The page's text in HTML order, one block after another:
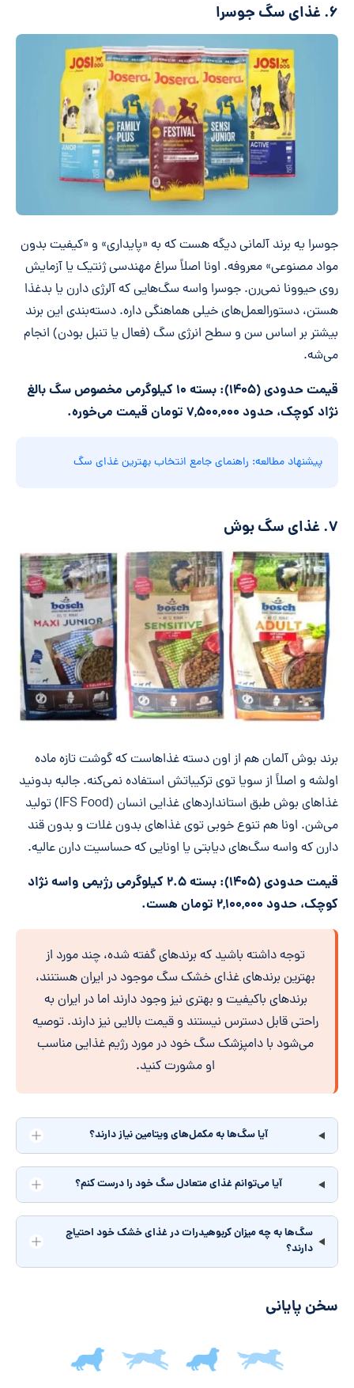
۶. غذای سگ جوسرا
جوسرا یه برند آلمانی دیگه هست که به «پایداری» و «کیفیت بدون
مواد مصنوعی» معروفه. اونا اصلاً سراغ مهندسی ژنتیک یا آزمایش
روی حیوونا نمی‌رن. جوسرا واسه سگ‌هایی که آلرژی دارن یا بدغذا
هستن، دستورالعمل‌های خیلی هماهنگی داره. دسته‌بندی این برند
بیشتر بر اساس سن و سطح انرژی سگ (فعال یا تنبل بودن) انجام
می‌شه.
قیمت حدودی (۱۴۰۵): بسته ۱۰ کیلوگرمی مخصوص سگ بالغ
نژاد کوچک، حدود ۷,۵۰۰,۰۰۰ تومان قیمت می‌خوره.
پیشنهاد مطالعه: راهنمای جامع انتخاب بهترین غذای سگ
۷. غذای سگ بوش
برند بوش آلمان هم از اون دسته غذاهاست که گوشت تازه ماده
اولشه و اصلاً از سویا توی ترکیباتش استفاده نمی‌کنه. جالبه بدونید
غذاهای بوش طبق استانداردهای غذایی انسان (IFS Food) تولید
می‌شن. اونا هم تنوع خوبی توی غذاهای بدون غلات و بدون قند
دارن که واسه سگ‌های دیابتی یا اونایی که حساسیت دارن عالیه.
قیمت حدودی (۱۴۰۵): بسته ۲.۵ کیلوگرمی رژیمی واسه نژاد
کوچک، حدود ۲,۱۰۰,۰۰۰ تومان هست.
توجه داشته باشید که برندهای گفته شده، چند مورد از
بهترین برندهای غذای خشک سگ موجود در ایران هستنند،
برندهای باکیفیت و بهتری نیز وجود دارند اما در ایران به
راحتی قابل دسترس نیستند و قیمت بالایی نیز دارند. توصیه
می‌شود با دامپزشک سگ خود در مورد رژیم غذایی مناسب
او مشورت کنید.
آیا سگ‌ها به مکمل‌های ویتامین نیاز دارند؟
آیا می‌توانم غذای متعادل سگ خود را درست کنم؟
سگ‌ها به چه میزان کربوهیدرات در غذای خشک خود احتیاج
دارند؟
سخن پایانی
جمع‌بندی مقاله